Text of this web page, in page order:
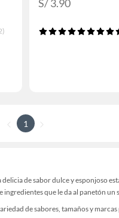
S/ 3.90
1
de sabor dulce y esponjoso
que le da al panetón
de sabores, tamaños y